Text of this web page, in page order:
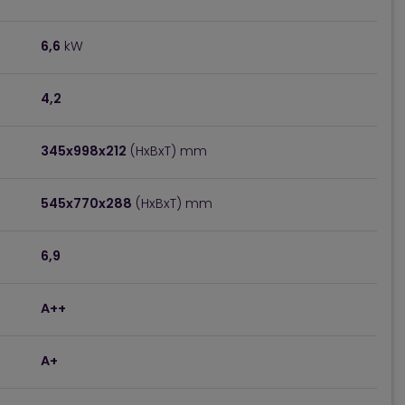
6,6 kW
4,2
345x998x212 (HxBxT) mm
545x770x288 (HxBxT) mm
6,9
A++
A+